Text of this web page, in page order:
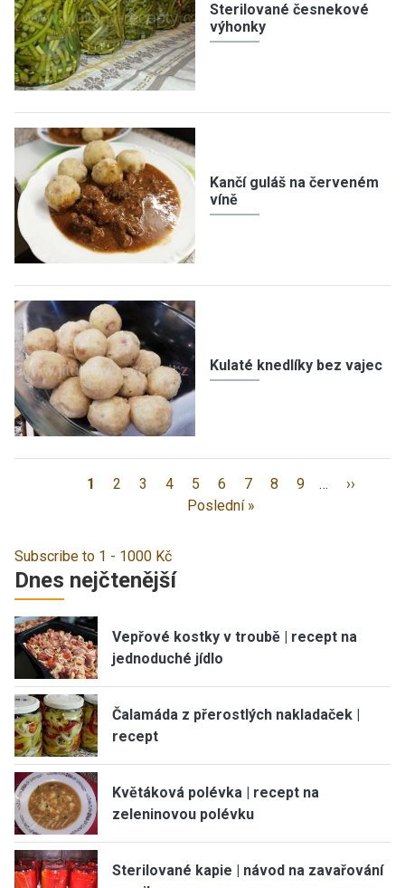
Sterilované česnekové
výhonky
Kančí guláš na červeném
víně
Kulaté knedlíky bez vajec
1 2 3 4 5 6 7 8 9 …
››
Poslední »
Subscribe to 1 - 1000 Kč
Dnes nejčtenější
Vepřové kostky v troubě | recept na
jednoduché jídlo
Čalamáda z přerostlých nakladaček |
recept
Květáková polévka | recept na
zeleninovou polévku
Sterilované kapie | návod na zavařování